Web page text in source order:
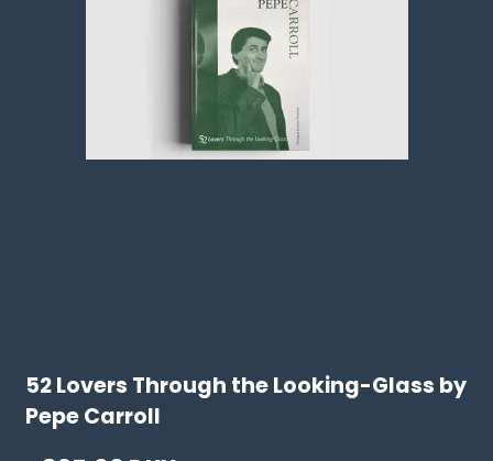
52 Lovers Through the Looking-Glass by
Pepe Carroll